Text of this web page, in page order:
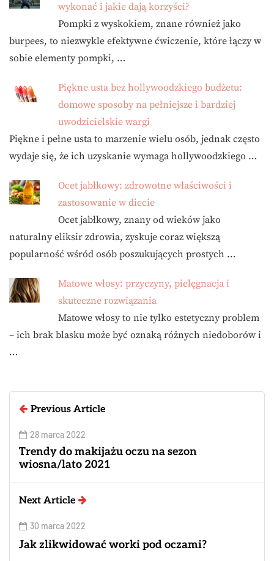
wykonać i jakie dają korzyści?
Pompki z wyskokiem, znane również jako
burpees, to niezwykle efektywne ćwiczenie, które łączy w
sobie elementy pompki, …
Piękne usta bez hollywoodzkiego budżetu:
domowe sposoby na pełniejsze i bardziej
uwodzicielskie wargi
Piękne i pełne usta to marzenie wielu osób, jednak często
wydaje się, że ich uzyskanie wymaga hollywoodzkiego …
Ocet jabłkowy: zdrowotne właściwości i
zastosowanie w diecie
Ocet jabłkowy, znany od wieków jako
naturalny eliksir zdrowia, zyskuje coraz większą
popularność wśród osób poszukujących prostych …
Matowe włosy: przyczyny, pielęgnacja i
skuteczne rozwiązania
Matowe włosy to nie tylko estetyczny problem
– ich brak blasku może być oznaką różnych niedoborów i
…
Previous Article
28 marca 2022
Trendy do makijażu oczu na sezon
wiosna/lato 2021
Next Article
30 marca 2022
Jak zlikwidować worki pod oczami?